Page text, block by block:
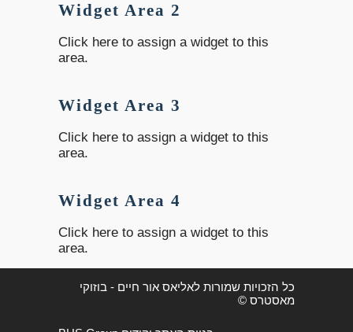
Widget Area 2
Click here to assign a widget to this
area.
Widget Area 3
Click here to assign a widget to this
area.
Widget Area 4
Click here to assign a widget to this
area.
כל הזכויות שמורות לאליאס אור חיים - בוזוקי
מאסטרס ©